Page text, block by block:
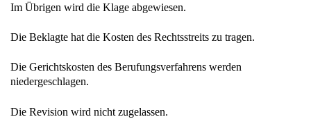
Im Übrigen wird die Klage abgewiesen.
Die Beklagte hat die Kosten des Rechtsstreits zu tragen.
Die Gerichtskosten des Berufungsverfahrens werden
niedergeschlagen.
Die Revision wird nicht zugelassen.